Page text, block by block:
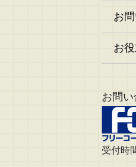
お
お
お問
受付時